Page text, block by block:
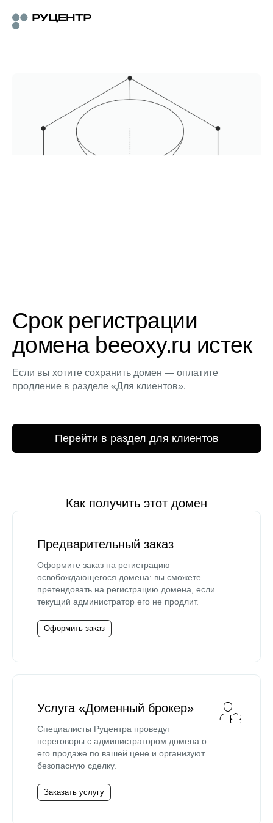
Срок регистрации
домена beeoxy.ru истек
Если вы хотите сохранить домен — оплатите
продление в разделе «Для клиентов».
Перейти в раздел для клиентов
Как получить этот домен
Предварительный заказ
Оформите заказ на регистрацию
освобождающегося домена: вы сможете
претендовать на регистрацию домена, если
текущий администратор его не продлит.
Оформить заказ
Услуга «Доменный брокер»
Специалисты Руцентра проведут
переговоры с администратором домена о
его продаже по вашей цене и организуют
безопасную сделку.
Заказать услугу